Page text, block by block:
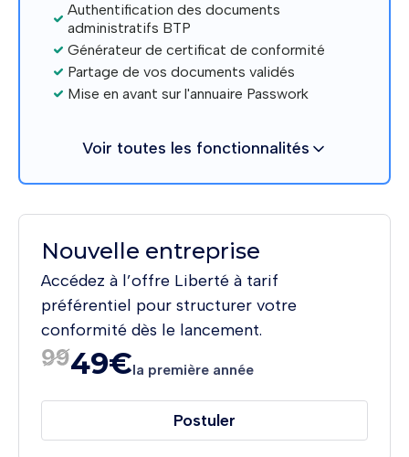
Authentification des documents
administratifs BTP
Générateur de certificat de conformité
Partage de vos documents validés
Mise en avant sur l'annuaire Passwork
Voir toutes les fonctionnalités
Nouvelle entreprise
Accédez à l’offre Liberté à tarif
préférentiel pour structurer votre
conformité dès le lancement.
49€la première année
Postuler